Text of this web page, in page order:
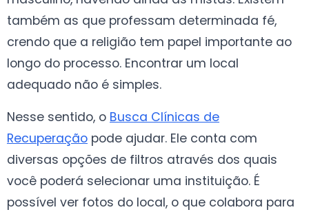
também as que professam determinada fé,
crendo que a religião tem papel importante ao
longo do processo. Encontrar um local
adequado não é simples.
Nesse sentido, o Busca Clínicas de
Recuperação pode ajudar. Ele conta com
diversas opções de filtros através dos quais
você poderá selecionar uma instituição. É
possível ver fotos do local, o que colabora para